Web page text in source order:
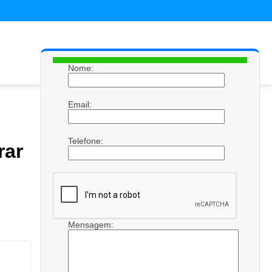
Nome:
Email:
Telefone:
Mensagem: